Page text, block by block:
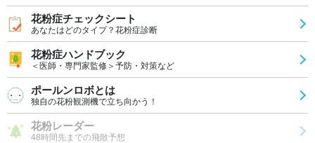
花粉症チェックシート
あなたはどのタイプ？花粉症診断
花粉症ハンドブック
＜医師・専門家監修＞予防・対策など
ポールンロボとは
独自の花粉観測機で立ち向かう！
花粉レーダー
48時間先までの飛散予想